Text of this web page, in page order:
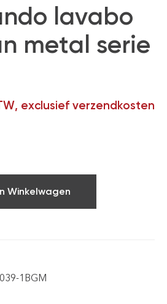
lavabo
metal serie
exclusief verzendkosten
Winkelwagen
1BGM